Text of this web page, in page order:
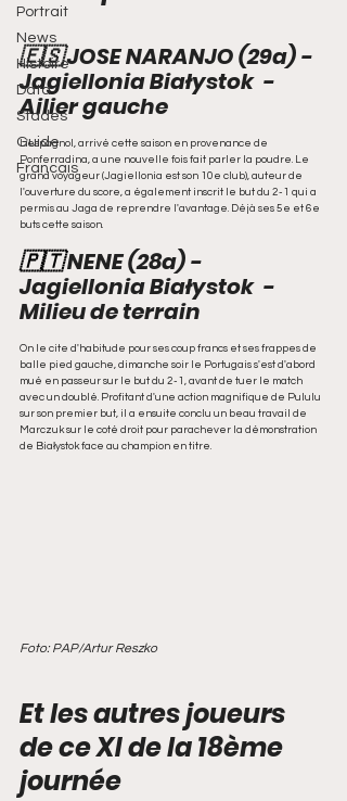
Portrait
News
Histoire
Data
Stades
Guide
Francais
🇪🇸 JOSE NARANJO (29a) -
Jagiellonia Białystok  -
Ailier gauche
L'espagnol, arrivé cette saison en provenance de
Ponferradina, a une nouvelle fois fait parler la poudre. Le
grand voyageur (Jagiellonia est son 10e club), auteur de
l'ouverture du score, a également inscrit le but du 2-1 qui a
permis au Jaga de reprendre l'avantage. Déjà ses 5e et 6e
buts cette saison.
🇵🇹 NENE (28a) -
Jagiellonia Białystok  -
Milieu de terrain
On le cite d'habitude pour ses coup francs et ses frappes de
balle pied gauche, dimanche soir le Portugais s'est d'abord
mué en passeur sur le but du 2-1, avant de tuer le match
avec un doublé. Profitant d'une action magnifique de Pululu
sur son premier but, il a ensuite conclu un beau travail de
Marczuk sur le coté droit pour parachever la démonstration
de Białystok face au champion en titre.
Foto: PAP/Artur Reszko
Et les autres joueurs
de ce XI de la 18ème
journée